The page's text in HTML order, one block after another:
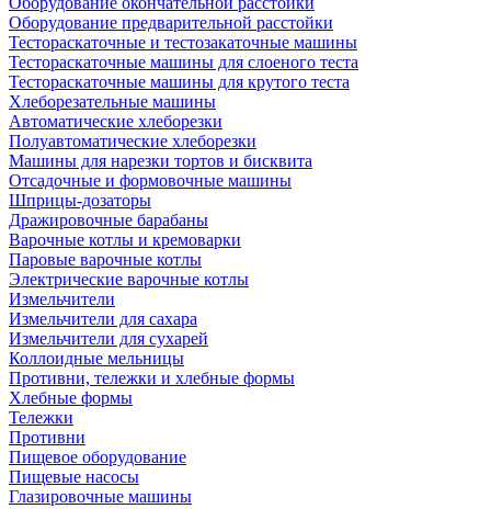
Оборудование предварительной расстойки
Тестораскаточные и тестозакаточные машины
Тестораскаточные машины для слоеного теста
Тестораскаточные машины для крутого теста
Хлеборезательные машины
Автоматические хлеборезки
Полуавтоматические хлеборезки
Машины для нарезки тортов и бисквита
Отсадочные и формовочные машины
Шприцы-дозаторы
Дражировочные барабаны
Варочные котлы и кремоварки
Паровые варочные котлы
Электрические варочные котлы
Измельчители
Измельчители для сахара
Измельчители для сухарей
Коллоидные мельницы
Противни, тележки и хлебные формы
Хлебные формы
Тележки
Противни
Пищевое оборудование
Пищевые насосы
Глазировочные машины